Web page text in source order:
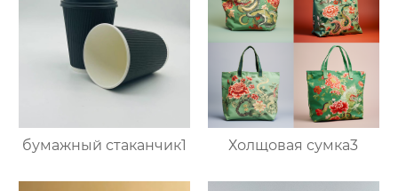
бумажный стаканчик1 Холщовая сумка3